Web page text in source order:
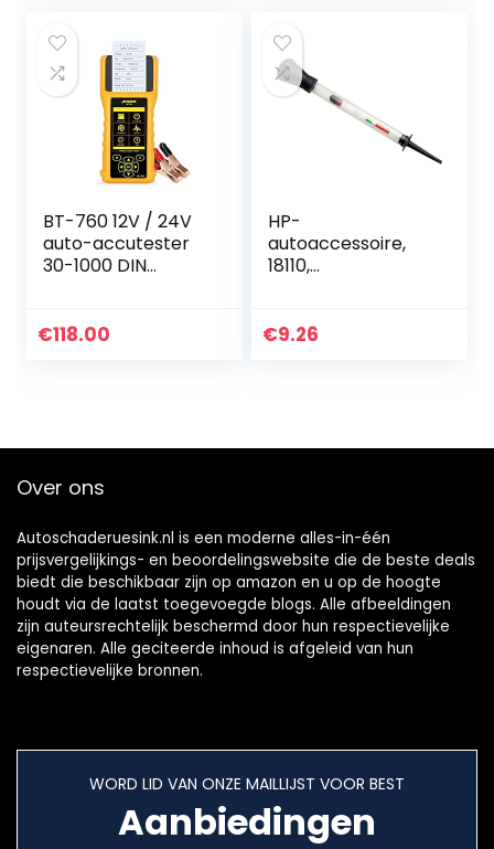
BT-760 12V / 24V
auto-accutester
30-1000 DIN
hap met
€118.00
HP-
autoaccessoire,
18110,
€9.26
Over ons
Autoschaderuesink.nl is een moderne alles-in-één
prijsvergelijkings- en beoordelingswebsite die de beste deals
biedt die beschikbaar zijn op amazon en u op de hoogte
houdt via de laatst toegevoegde blogs. Alle afbeeldingen
zijn auteursrechtelijk beschermd door hun respectievelijke
eigenaren. Alle geciteerde inhoud is afgeleid van hun
respectievelijke bronnen.
WORD LID VAN ONZE MAILLIJST VOOR BEST
Aanbiedingen